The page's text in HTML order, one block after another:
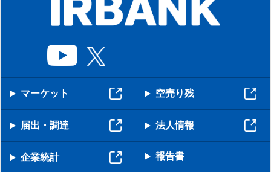
マーケット 空売り残
届出・調達 法人情報
企業統計 報告書